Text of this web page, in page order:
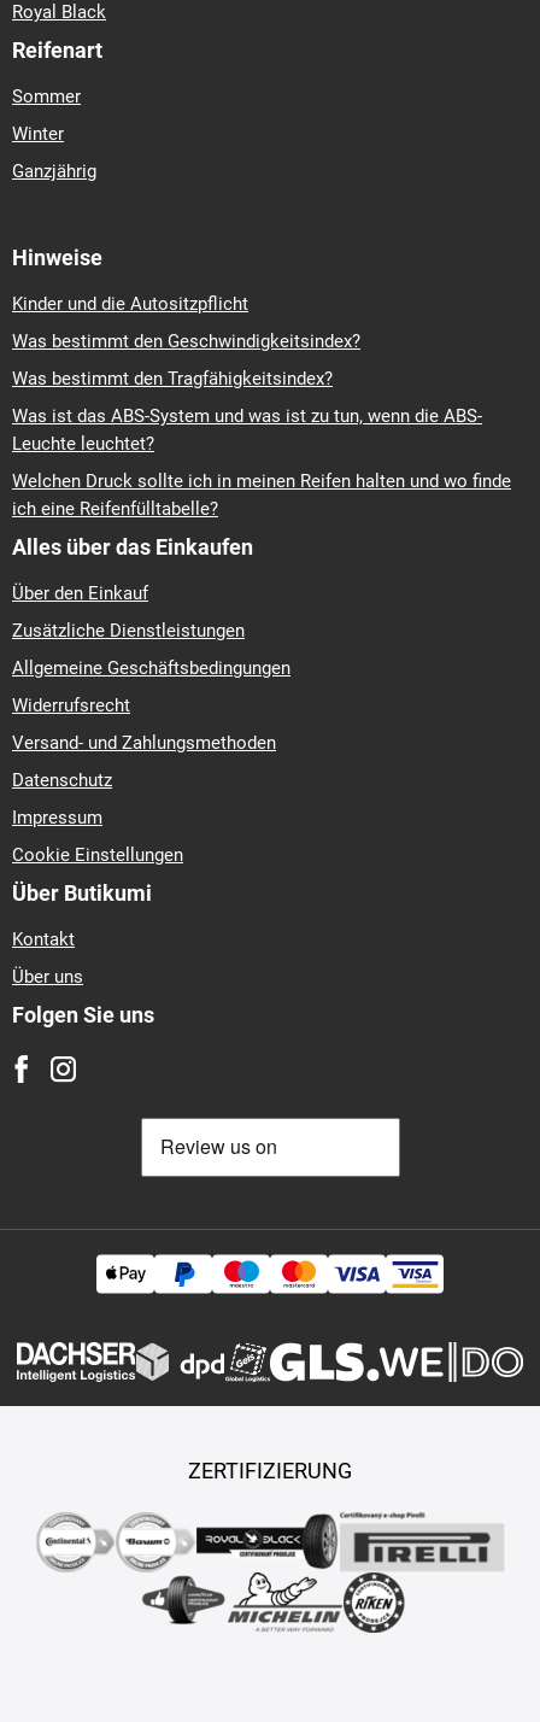
Royal Black
Reifenart
Sommer
Winter
Ganzjährig
Hinweise
Kinder und die Autositzpflicht
Was bestimmt den Geschwindigkeitsindex?
Was bestimmt den Tragfähigkeitsindex?
Was ist das ABS-System und was ist zu tun, wenn die ABS-
Leuchte leuchtet?
Welchen Druck sollte ich in meinen Reifen halten und wo finde
ich eine Reifenfülltabelle?
Alles über das Einkaufen
Über den Einkauf
Zusätzliche Dienstleistungen
Allgemeine Geschäftsbedingungen
Widerrufsrecht
Versand- und Zahlungsmethoden
Datenschutz
Impressum
Cookie Einstellungen
Über Butikumi
Kontakt
Über uns
Folgen Sie uns
ZERTIFIZIERUNG